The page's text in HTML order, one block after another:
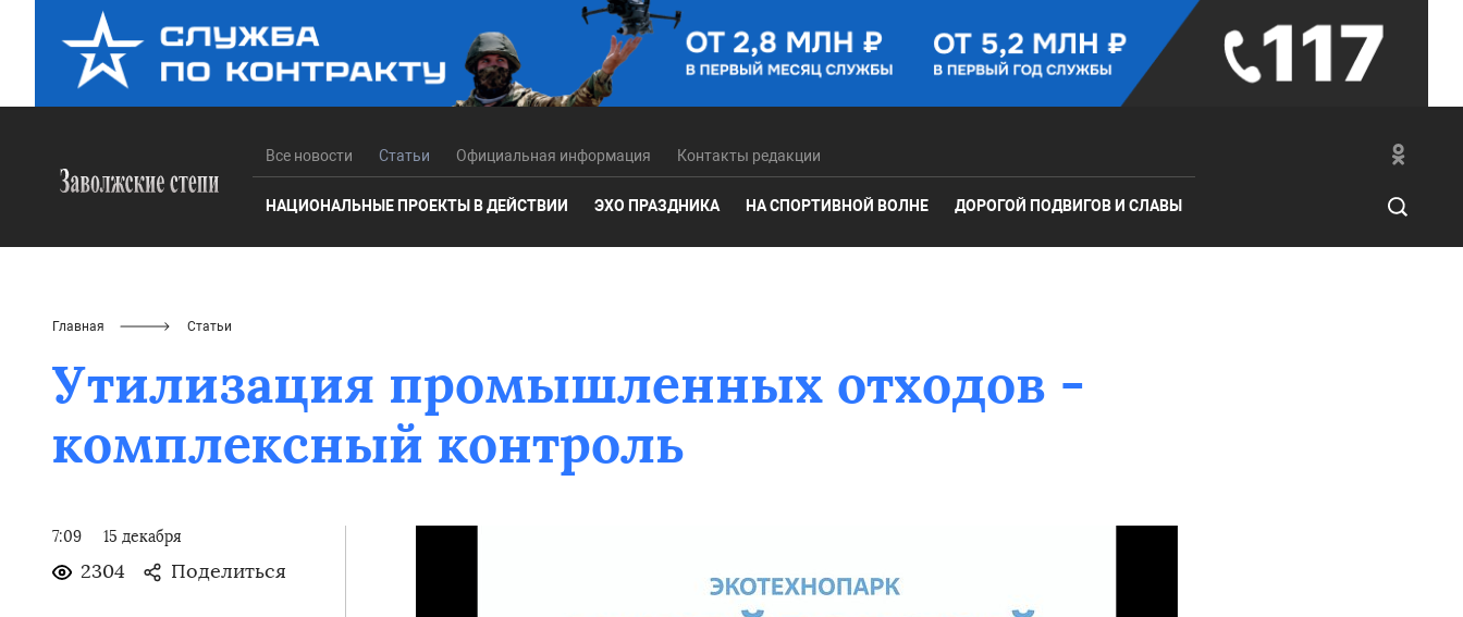
Все новости Статьи Официальная информация Контакты редакции
НАЦИОНАЛЬНЫЕ ПРОЕКТЫ В ДЕЙСТВИИ ЭХО ПРАЗДНИКА НА СПОРТИВНОЙ ВОЛНЕ ДОРОГОЙ ПОДВИГОВ И СЛАВЫ
Главная Статьи
Утилизация промышленных отходов -
комплексный контроль
7:09 15 декабря
2304 Поделиться